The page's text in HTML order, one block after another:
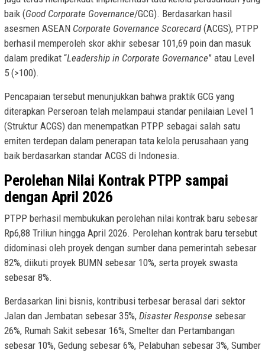
baik (Good Corporate Governance/GCG). Berdasarkan hasil
asesmen ASEAN Corporate Governance Scorecard(ACGS), PTPP
berhasil memperoleh skor akhir sebesar 101,69 poin dan masuk
dalam predikat “Leadership in Corporate Governance” atau Level
5 (>100).
Pencapaian tersebut menunjukkan bahwa praktik GCG yang
diterapkan Perseroan telah melampaui standar penilaian Level 1
(Struktur ACGS) dan menempatkan PTPP sebagai salah satu
emiten terdepan dalam penerapan tata kelola perusahaan yang
baik berdasarkan standar ACGS di Indonesia.
Perolehan Nilai Kontrak PTPP sampai
dengan April 2026
PTPP berhasil membukukan perolehan nilai kontrak baru sebesar
Rp6,88 Triliun hingga April 2026. Perolehan kontrak baru tersebut
didominasi oleh proyek dengan sumber dana pemerintah sebesar
82%, diikuti proyek BUMN sebesar 10%, serta proyek swasta
sebesar 8%.
Berdasarkan lini bisnis, kontribusi terbesar berasal dari sektor
Jalan dan Jembatan sebesar 35%, Disaster Response sebesar
26%, Rumah Sakit sebesar 16%, Smelter dan Pertambangan
sebesar 10%, Gedung sebesar 6%, Pelabuhan sebesar 3%, Sumber